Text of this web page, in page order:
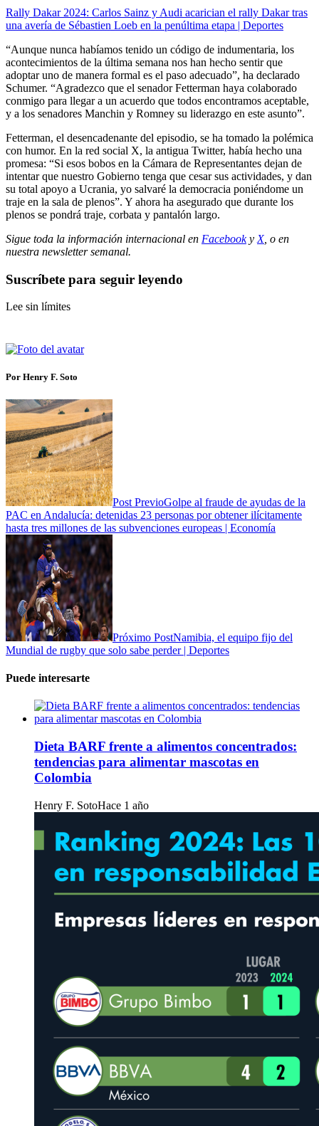
Rally Dakar 2024: Carlos Sainz y Audi acarician el rally Dakar tras
una avería de Sébastien Loeb en la penúltima etapa | Deportes
“Aunque nunca habíamos tenido un código de indumentaria, los
acontecimientos de la última semana nos han hecho sentir que
adoptar uno de manera formal es el paso adecuado”, ha declarado
Schumer. “Agradezco que el senador Fetterman haya colaborado
conmigo para llegar a un acuerdo que todos encontramos aceptable,
y a los senadores Manchin y Romney su liderazgo en este asunto”.
Fetterman, el desencadenante del episodio, se ha tomado la polémica
con humor. En la red social X, la antigua Twitter, había hecho una
promesa: “Si esos bobos en la Cámara de Representantes dejan de
intentar que nuestro Gobierno tenga que cesar sus actividades, y dan
su total apoyo a Ucrania, yo salvaré la democracia poniéndome un
traje en la sala de plenos”. Y ahora ha asegurado que durante los
plenos se pondrá traje, corbata y pantalón largo.
Sigue toda la información internacional en Facebooky X, o en
nuestra newsletter semanal.
Suscríbete para seguir leyendo
Lee sin límites
Por Henry F. Soto
Post PrevioGolpe al fraude de ayudas de la
PAC en Andalucía: detenidas 23 personas por obtener ilícitamente
hasta tres millones de las subvenciones europeas | Economía
Próximo PostNamibia, el equipo fijo del
Mundial de rugby que solo sabe perder | Deportes
Puede interesarte
Dieta BARF frente a alimentos concentrados:
tendencias para alimentar mascotas en
Colombia
Henry F. SotoHace 1 año